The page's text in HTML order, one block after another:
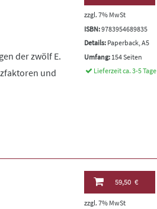
der zwölf E.
und
zzgl. 7% MwSt
ISBN:9783954689835
Details: Paperback, A5
Umfang: 154 Seiten
Lieferzeit ca. 3-5 Tage
59,50 €
zzgl. 7% MwSt